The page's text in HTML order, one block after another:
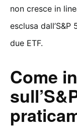
non cresce in
esclusa
due ETF.
Come